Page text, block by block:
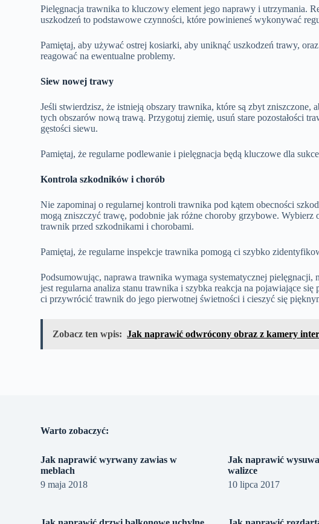
Pielęgnacja trawnika to kluczowy element jego naprawy i utrzymania.
uszkodzeń to podstawowe czynności, które powinieneś wykonywać
Pamiętaj, aby używać ostrej kosiarki, aby uniknąć uszkodzeń trawy,
reagować na ewentualne problemy.
Siew nowej trawy
Jeśli stwierdzisz, że istnieją obszary trawnika, które są zbyt zniszczone,
tych obszarów nową trawą. Przygotuj ziemię, usuń stare pozostałości
gęstości siewu.
Pamiętaj, że regularne podlewanie i pielęgnacja będą kluczowe dla
Kontrola szkodników i chorób
Nie zapominaj o regularnej kontroli trawnika pod kątem obecności
mogą zniszczyć trawę, podobnie jak różne choroby grzybowe.
trawnik przed szkodnikami i chorobami.
Pamiętaj, że regularne inspekcje trawnika pomogą ci szybko
Podsumowując, naprawa trawnika wymaga systematycznej
jest regularna analiza stanu trawnika i szybka reakcja na pojawiające
ci przywrócić trawnik do jego pierwotnej świetności i cieszyć się
Zobacz ten wpis: Jak naprawić odwrócony obraz z kamery
Warto zobaczyć:
Jak naprawić wyrwany zawias w
meblach
9 maja 2018
Jak naprawić
walizce
10 lipca 2017